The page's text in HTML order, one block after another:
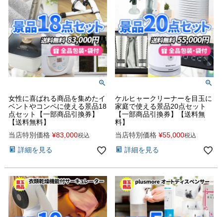
女性に喜ばれる商品を集めたイ
ベントやコンペに使える景品18
点セット【一部商品引換券】
【送料無料】
当店特別価格 ¥83,000税込
詳細を見る
ケルヒャークリーナーを目玉に
家庭で使える景品20点セット
【一部商品引換券】【送料無
料】
当店特別価格 ¥55,000税込
詳細を見る